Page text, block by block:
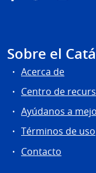
Sobre el
Acerca de
Centro de
Ayúdanos a
Términos de uso
Contacto